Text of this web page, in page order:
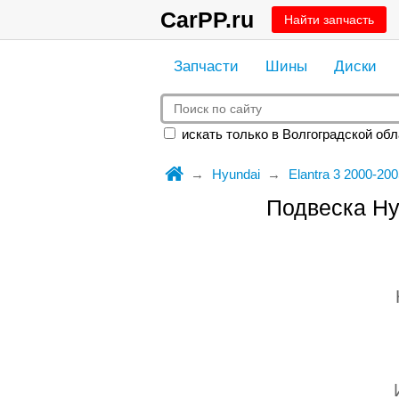
CarPP.ru Найти запчасть
Запчасти Шины Диски
искать только в Волгоградской
Hyundai Elantra 3 2000-
Подвеска